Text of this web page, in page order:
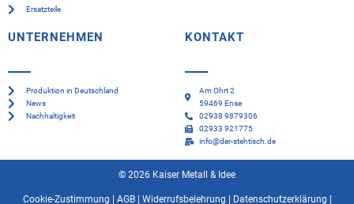
Ersatzteile
UNTERNEHMEN
Produktion in Deutschland
News
Nachhaltigkeit
KONTAKT
Am Ohrt 2
59469 Ense
02938 9879306
02933 921775
info@der-stehtisch.de
© 2026 Kaiser Metall & Idee
Cookie-Zustimmung AGB| Widerrufsbelehrung Datenschutzerklärung